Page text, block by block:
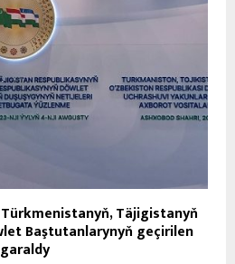
Täjigistanyň
Baştutanlarynyň geçirilen